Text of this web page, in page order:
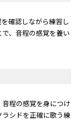
確認しながら練習し
、音程の感覚を養い
音程の感覚を身につけ
シドを正確に歌う練